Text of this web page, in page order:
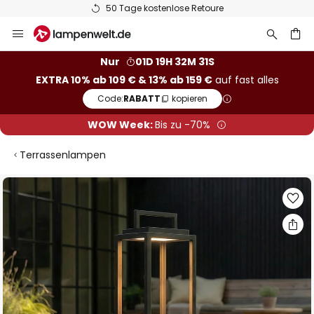
50 Tage kostenlose Retoure
Inhalt
Nur
01D 19H 32M 30S
EXTRA 10% ab 109 € & 13% ab 159 €auf fast alles
Code:RABATT kopieren
WOW Week:Bis zu -70%
Terrassenlampen
Zum
Bildgalerie
springen